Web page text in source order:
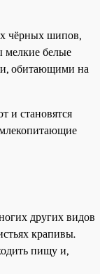
чёрных шипов,
мелкие белые
обитающими на
и становятся
других видов
крапивы.
пищу и,